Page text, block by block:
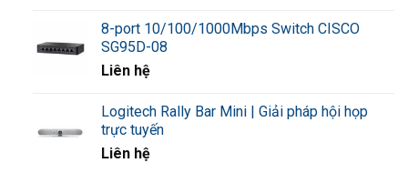
8-port 10/100/1000Mbps Switch CISCO
SG95D-08
Liên hệ
Logitech Rally Bar Mini | Giải pháp hội họp
trực tuyến
Liên hệ